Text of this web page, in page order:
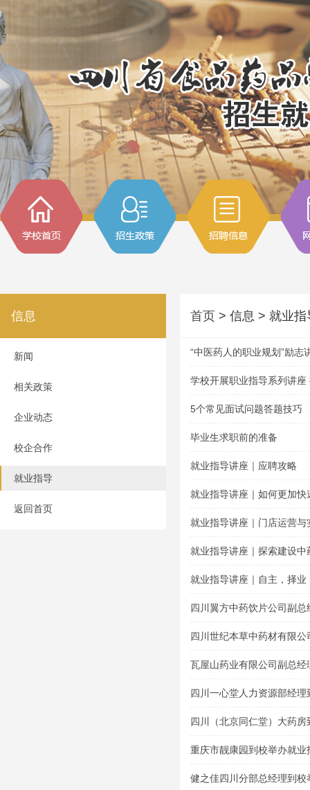
信息
新闻
相关政策
企业动态
校企合作
就业指导
返回首页
首页 > 信息 > 就业指
“中医药人的职业规划”励志
学校开展职业指导系列讲
5个常见面试问题答题技巧
毕业生求职前的准备
就业指导讲座｜应聘攻略
就业指导讲座｜如何更加快
就业指导讲座｜门店运营与
就业指导讲座｜探索建设中
就业指导讲座｜自主，择业
四川翼方中药饮片公司副
题讲座
四川世纪本草中药材有限
导专题讲座
瓦屋山药业有限公司副总
讲座
四川一心堂人力资源部经
座
四川（北京同仁堂）大药
座
重庆市靓康园到校举办就业
健之佳四川分部总经理到校